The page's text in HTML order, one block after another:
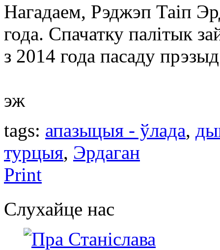
Нагадаем, Рэджэп Таіп
года. Спачатку палітык
з 2014 года пасаду
эж
tags: апазыцыя - ўлада,
турцыя, Эрдаган
Print
Слухайце нас